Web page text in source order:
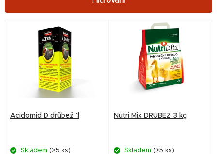
Acidomid D drůbež 1l
Skladem (>5 ks)
Nutri Mix DRUBEŽ 3 kg
Skladem (>5 ks)